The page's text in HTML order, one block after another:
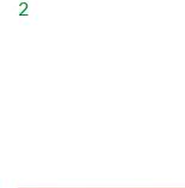
2